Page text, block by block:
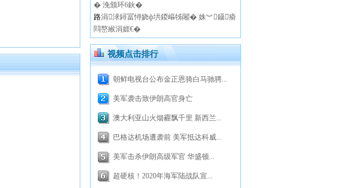
� 浼颁环6鈥�
路涓浗鐞冨憳娆ф垬鍐嶇牬闂� 姝︾鑷瘉
閰嶅緱涓娾€�
视频点击排行
朝鲜电视台公布金正恩骑白马驰骋...
美军袭击致伊朗高官身亡
澳大利亚山火烟霾飘千里 新西兰...
巴格达机场遭袭前 美军抵达科威...
美军击杀伊朗高级军官 华盛顿...
超硬核！2020年海军陆战队宣...